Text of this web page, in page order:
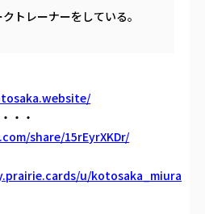
トレーナーをしている。
・・
share/15rEyrXKDr/
u/kotosaka_miura